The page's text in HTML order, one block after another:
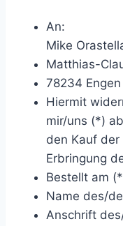
An:
Mike
Matthias-
78234 Engen
Hiermit
mir/uns (*)
den Kauf
Erbringung
Bestellt am
Name des/
Anschrift